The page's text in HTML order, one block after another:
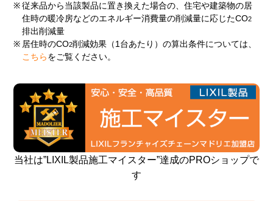
※ 従来品から当該製品に置き換えた場合の、住宅や建築物の居
住時の暖冷房などのエネルギー消費量の削減量に応じたCO2
排出削減量
※ 居住時のCO2削減効果（1台あたり）の算出条件については、
こちら をご覧ください。
当社は”LIXIL製品施工マイスター”達成のPROショップで
す